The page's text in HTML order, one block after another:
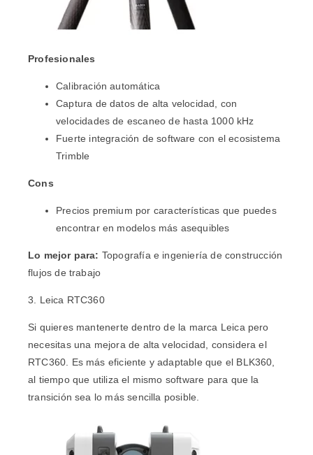
Profesionales
Calibración automática
Captura de datos de alta velocidad, con
velocidades de escaneo de hasta 1000 kHz
Fuerte integración de software con el ecosistema
Trimble
Cons
Precios premium por características que puedes
encontrar en modelos más asequibles
Lo mejor para: Topografía e ingeniería de construcción
flujos de trabajo
3. Leica RTC360
Si quieres mantenerte dentro de la marca Leica pero
necesitas una mejora de alta velocidad, considera el
RTC360 . Es más eficiente y adaptable que el BLK360,
al tiempo que utiliza el mismo software para que la
transición sea lo más sencilla posible.